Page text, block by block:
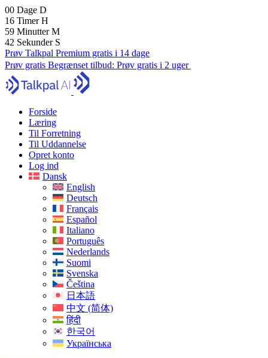
00 Dage D
16 TimerH
59 MinutterM
41 Sekunder S
Prøv Talkpal Premium gratis i 14 dage
Prøv gratis Begrænset tilbud: Prøv gratis i 2 uger
Forside
Læring
Til Forretning
Til Uddannelse
Opret konto
Log ind
Dansk
English
Deutsch
Français
Español
Italiano
Português
Nederlands
Suomi
Svenska
Čeština
日本語
中文 (简体)
हिंदी
한국어
Українська